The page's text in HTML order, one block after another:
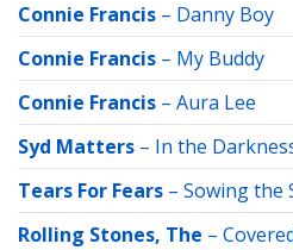
Connie Francis – Danny Boy
Connie Francis – My Buddy
Connie Francis – Aura Lee
Syd Matters – In the
Tears For Fears – Sowing the
Rolling Stones, The –